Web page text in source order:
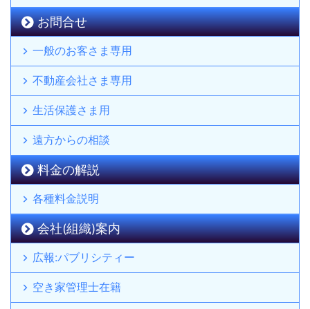
お問合せ
一般のお客さま専用
不動産会社さま専用
生活保護さま用
遠方からの相談
料金の解説
各種料金説明
会社(組織)案内
広報:パブリシティー
空き家管理士在籍